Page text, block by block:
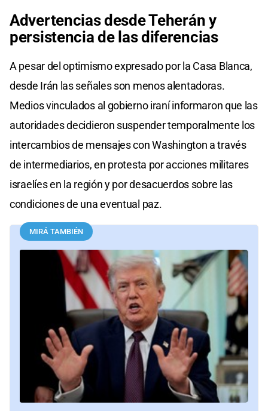
Advertencias desde Teherán y
persistencia de las diferencias
A pesar del optimismo expresado por la Casa Blanca,
desde Irán las señales son menos alentadoras.
Medios vinculados al gobierno iraní informaron que las
autoridades decidieron suspender temporalmente los
intercambios de mensajes con Washington a través
de intermediarios, en protesta por acciones militares
israelíes en la región y por desacuerdos sobre las
condiciones de una eventual paz.
MIRÁ TAMBIÉN